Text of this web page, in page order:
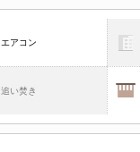
エアコン
追い焚き